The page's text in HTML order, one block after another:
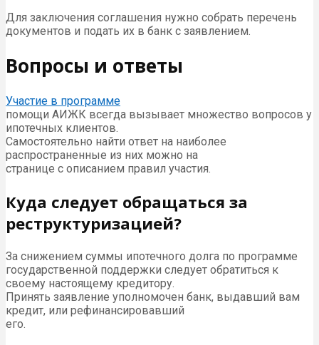
Для заключения соглашения нужно собрать перечень
документов и подать их в банк с заявлением.
Вопросы и ответы
Участие в программе
помощи АИЖК всегда вызывает множество вопросов у
ипотечных клиентов.
Самостоятельно найти ответ на наиболее
распространенные из них можно на
странице с описанием правил участия.
Куда следует обращаться за
реструктуризацией?
За снижением суммы ипотечного долга по программе
государственной поддержки следует обратиться к
своему настоящему кредитору.
Принять заявление уполномочен банк, выдавший вам
кредит, или рефинансировавший
его.